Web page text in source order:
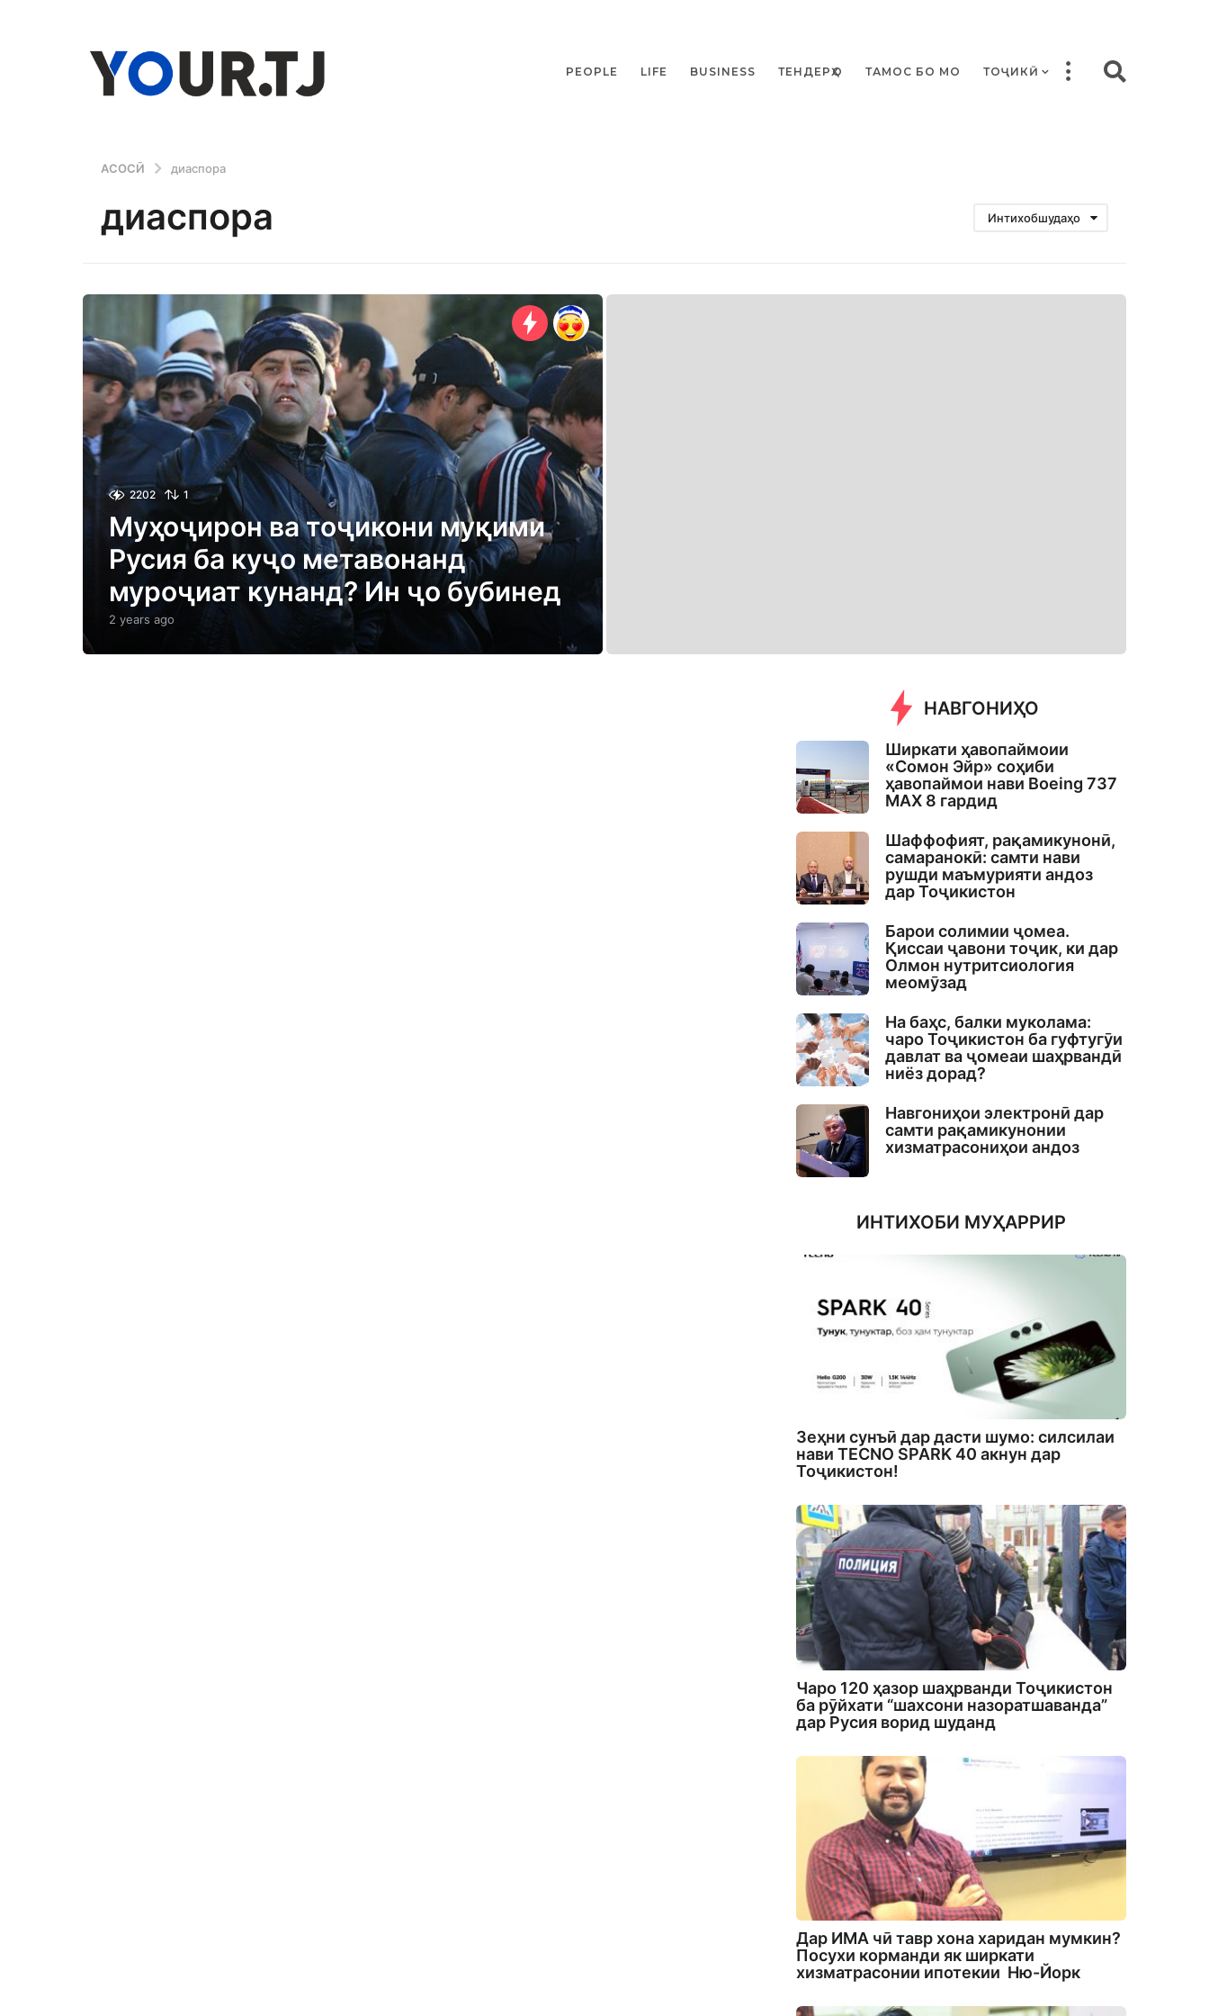
PEOPLE LIFE BUSINESS ТЕНДЕРҲО ТАМОС БО МО ТОҶИКӢ
АСОСӢ диаспора
диаспора Интихобшудаҳо
2202 1
Муҳоҷирон ва тоҷикони муқими
Русия ба куҷо метавонанд
муроҷиат кунанд? Ин ҷо бубинед
2 years ago
e
НАВГОНИҲО
Ширкати ҳавопаймоии
«Сомон Эйр» соҳиби
ҳавопаймои нави Boeing 737
MAX 8 гардид
Шаффофият, рақамикунонӣ,
самаранокӣ: самти нави
рушди маъмурияти андоз
дар Тоҷикистон
Барои солимии ҷомеа.
Қиссаи ҷавони тоҷик, ки дар
Олмон нутритсиология
меомӯзад
На баҳс, балки муколама:
чаро Тоҷикистон ба гуфтугӯи
давлат ва ҷомеаи шаҳрвандӣ
ниёз дорад?
Навгониҳои электронӣ дар
самти рақамикунонии
хизматрасониҳои андоз
ИНТИХОБИ МУҲАРРИР
Зеҳни сунъӣ дар дасти шумо: силсилаи
нави TECNO SPARK 40 акнун дар
Тоҷикистон!
Чаро 120 ҳазор шаҳрванди Тоҷикистон
ба рӯйхати “шахсони назоратшаванда”
дар Русия ворид шуданд
Дар ИМА чӣ тавр хона харидан мумкин?
Посухи корманди як ширкати
хизматрасонии ипотекии Ню-Йорк